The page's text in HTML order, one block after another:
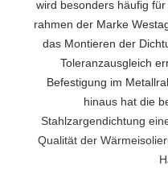
wird besonders häufig
rahmen der Marke
das Montieren der
Toleranzausgleich
Befestigung im
hinaus hat die
Stahlzargendichtung
Qualität der